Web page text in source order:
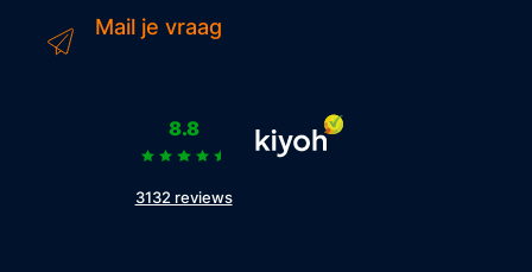
Mail je vraag
8.8
3132 reviews